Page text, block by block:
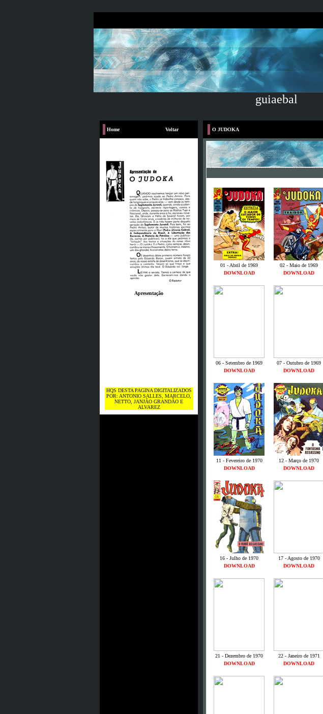
guiaebal
Home Voltar
Apresentação
HQS DESTA PAGINA DIGITALIZADOS
POR: ANTONIO SALLES, MARCELO,
NETTO, JANJÃO GRANDÃO E
ALVAREZ
O JUDOKA
01 - Abril de 1969 02 - Maio de 1969
DOWNLOAD
DOWNLOAD
06 - Setembro de 1969 07 - Outubro de 1969
DOWNLOAD
DOWNLOAD
11 - Fevereiro de 1970 12 - Março de 1970
DOWNLOAD
DOWNLOAD
16 - Julho de 1970 17 - Agosto de 1970
DOWNLOAD
DOWNLOAD
21 - Dezembro de 1970 22 - Janeiro de 1971
DOWNLOAD
DOWNLOAD